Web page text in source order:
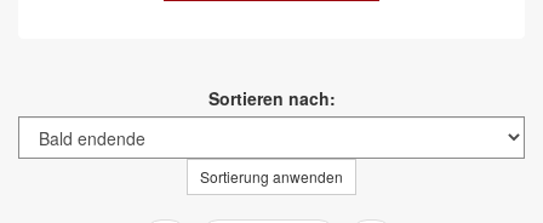
Sortieren nach:
Sortierung anwenden